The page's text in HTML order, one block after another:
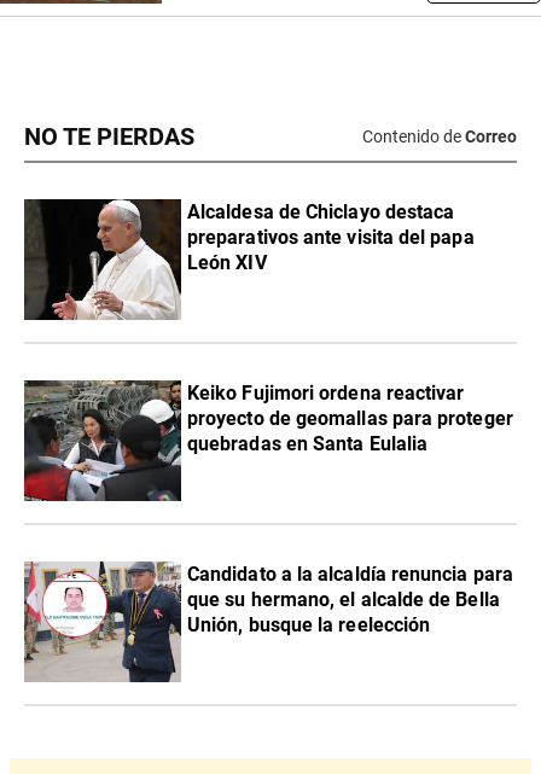
NO TE PIERDAS Contenido deCorreo
Alcaldesa de Chiclayo destaca
preparativos ante visita del papa
León XIV
Keiko Fujimori ordena reactivar
proyecto de geomallas para proteger
quebradas en Santa Eulalia
Candidato a la alcaldía renuncia para
que su hermano, el alcalde de Bella
Unión, busque la reelección